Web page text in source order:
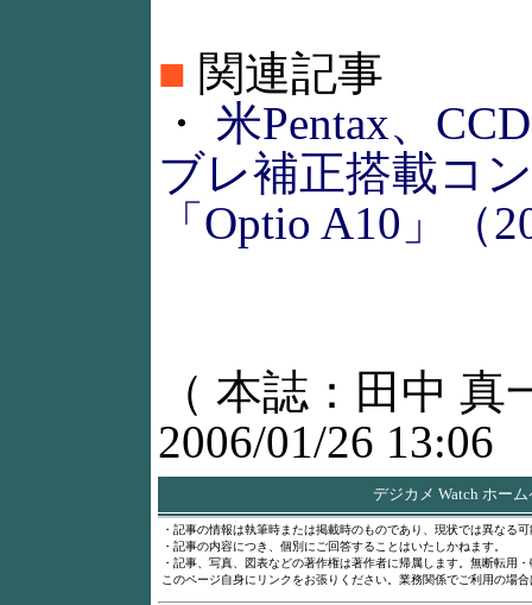
■ 関連記事
・ 米Pentax、
ブレ補正搭載コ
「Optio A10」（
（ 本誌：田中 真
2006/01/26 13:06
デジカメ Watch ホー
・記事の情報は執筆時または掲載時のものであり、現状では異なる
・記事の内容につき、個別にご回答することはいたしかねます。
・記事、写真、図表などの著作権は著作者に帰属します。無断転用
このページ自身にリンクをお張りください。業務関係でご利用の場